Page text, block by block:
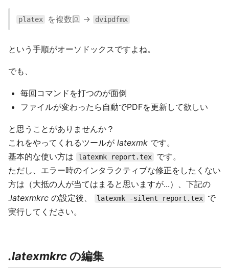
platex を複数回 → dvipdfmx
という手順がオーソドックスですよね。
でも、
毎回コマンドを打つのが面倒
ファイルが変わったら自動でPDFを更新して欲しい
と思うことがありませんか？
これをやってくれるツールが latexmk です。
基本的な使い方は
latexmk report.tex
です。
ただし、エラー時のインタラクティブな修正をしたくない
方は（大抵の人が当てはまると思いますが...）、下記の
.latexmkrc の設定後、 latexmk -silent report.tex
で
実行してください。
.latexmkrcの編集